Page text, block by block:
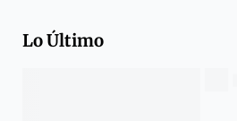
Lo Último